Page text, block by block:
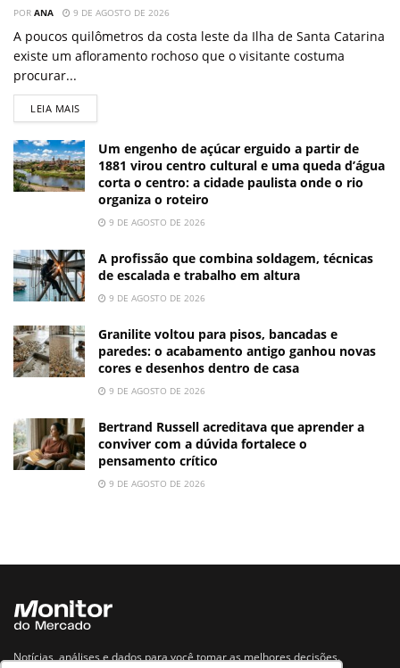
POR ANA 9 DE AGOSTO DE 2026
A poucos quilômetros da costa leste da Ilha de Santa Catarina
existe um afloramento rochoso que o visitante costuma
procurar...
LEIA MAIS
Um engenho de açúcar erguido a partir de
1881 virou centro cultural e uma queda d’água
corta o centro: a cidade paulista onde o rio
organiza o roteiro
9 DE AGOSTO DE 2026
A profissão que combina soldagem, técnicas
de escalada e trabalho em altura
9 DE AGOSTO DE 2026
Granilite voltou para pisos, bancadas e
paredes: o acabamento antigo ganhou novas
cores e desenhos dentro de casa
9 DE AGOSTO DE 2026
Bertrand Russell acreditava que aprender a
conviver com a dúvida fortalece o
pensamento crítico
9 DE AGOSTO DE 2026
Notícias, análises e dados para você tomar as melhores decisões.